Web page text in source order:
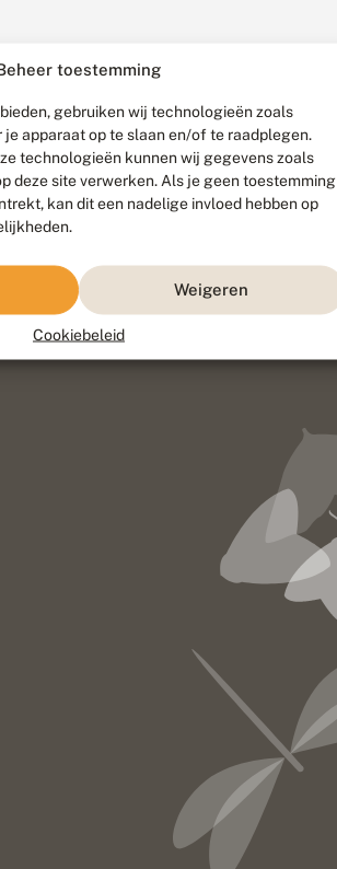
toestemming
gebruiken wij technologieën zoals
apparaat op te slaan en/of te raadplegen.
technologieën kunnen wij gegevens zoals
deze site verwerken. Als je geen toestemming
kan dit een nadelige invloed hebben op
Weigeren
Cookiebeleid
, ontworpen door